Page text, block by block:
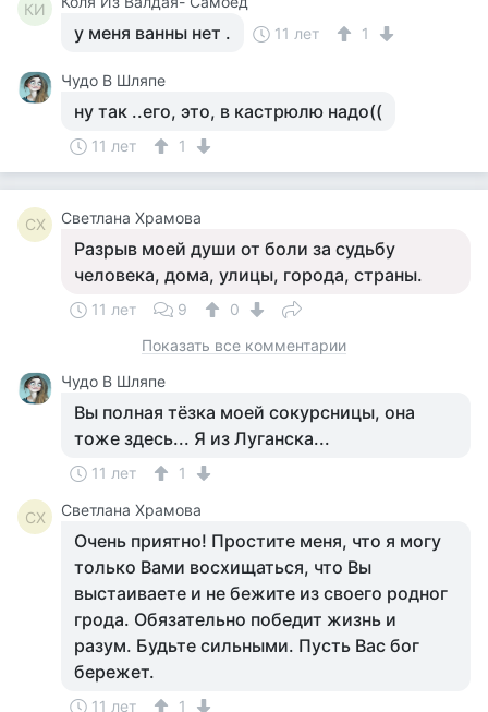
КИ
у меня ванны нет . 11 лет 1
Чудо В Шляпе
ну так ..его, это, в кастрюлю надо((
11 лет 1
СХ Светлана Храмова
Разрыв моей души от боли за судьбу
человека, дома, улицы, города, страны.
11 лет 9
0
Показать все комментарии
Чудо В Шляпе
Вы полная тёзка моей сокурсницы, она
тоже здесь... Я из Луганска...
11 лет 1
СХ Светлана Храмова
Очень приятно! Простите меня, что я могу
только Вами восхищаться, что Вы
выстаиваете и не бежите из своего родног
грода. Обязательно победит жизнь и
разум. Будьте сильными. Пусть Вас бог
бережет.
11 лет 1